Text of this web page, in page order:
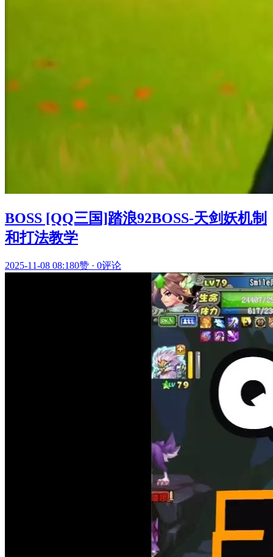
BOSS [QQ三国]踏浪92BOSS-天剑妖机制
和打法教学
2025-11-08 08:180赞 · 0评论